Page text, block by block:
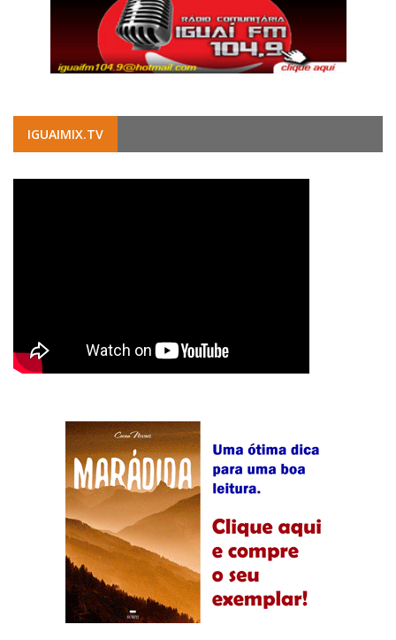
IGUAIMIX.TV